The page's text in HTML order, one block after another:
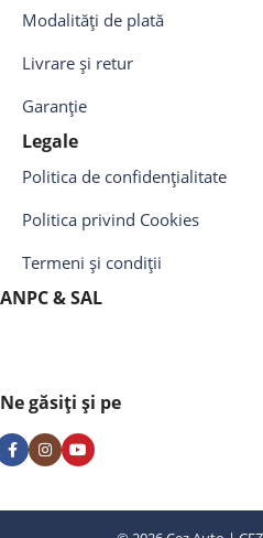
Modalități de plată
Livrare și retur
Garanție
Legale
Politica de confidențialitate
Politica privind Cookies
Termeni și condiții
ANPC & SAL
Ne găsiți și pe